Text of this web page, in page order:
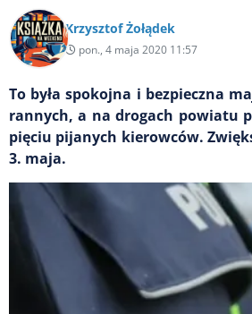
Krzysztof Żołądek
pon., 4 maja 2020 11:57
To była spokojna i bezpieczna
rannych, a na drogach powiatu
pięciu pijanych kierowców.
3. maja.